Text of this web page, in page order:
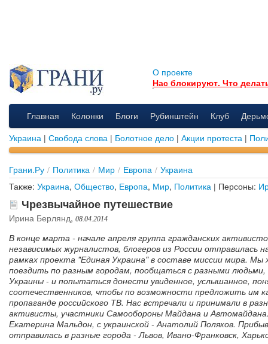
О проекте
Нас блокируют. Что
Главная Колонки Блоги Рубинштейн Клуб
Украина | Свобода слова | Болотное дело | Акции протеста |
Грани.Ру / Политика / Мир / Европа / Украина
Также: Украина, Общество, Европа, Мир, Политика | Персоны:
Чрезвычайное путешествие
Ирина Берлянд, 08.04.2014
В конце марта - начале апреля группа гражданских
независимых журналистов, блогеров из России отправилась
рамках проекта "Единая Украина" в составе миссии мира. Мы
поездить по разным городам, пообщаться с разными
Украины - и попытаться донести увиденное, услышанное,
соотечественников, чтобы по возможности предложить им
пропаганде российского ТВ. Нас встречали и принимали в
активисты, участники Самообороны Майдана и
Екатерина Мальдон, с украинской - Анатолий Поляков.
отправилась в разные города - Львов, Ивано-Франковск,